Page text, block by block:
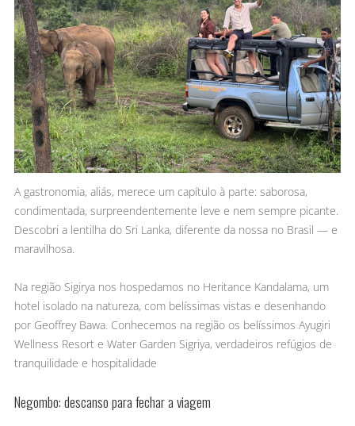
A gastronomia, aliás, merece um capítulo à parte: saborosa,
condimentada, surpreendentemente leve e nem sempre picante.
Descobri a lentilha do Sri Lanka, diferente da nossa no Brasil — e
maravilhosa.
Na região Sigirya nos hospedamos no Heritance Kandalama, um
hotel isolado na natureza, com belíssimas vistas e desenhando
por Geoffrey Bawa. Conhecemos na região os belíssimos Ayugiri
Wellness Resort e Water Garden Sigriya, verdadeiros refúgios de
tranquilidade e hospitalidade
Negombo: descanso para fechar a viagem